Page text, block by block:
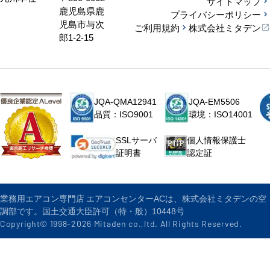
鹿児島県鹿
児島市与次
郎1-2-15
プライバシーポリシー
ご利用規約
株式会社ミタデン
JQA-QMA12941
品質：ISO9001
JQA-EM5506
環境：ISO14001
SSLサーバ
証明書
個人情報保護士
認定証
業務用エアコン専門店 エアコンセンターACは、株式会社ミタデンの空
調部です。国土交通大臣許可（特・般）10448号
Copyright© 1998-2026 Mitaden co.,ltd. All Rights Reserved.